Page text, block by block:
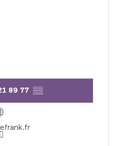
89 77 ▒▒